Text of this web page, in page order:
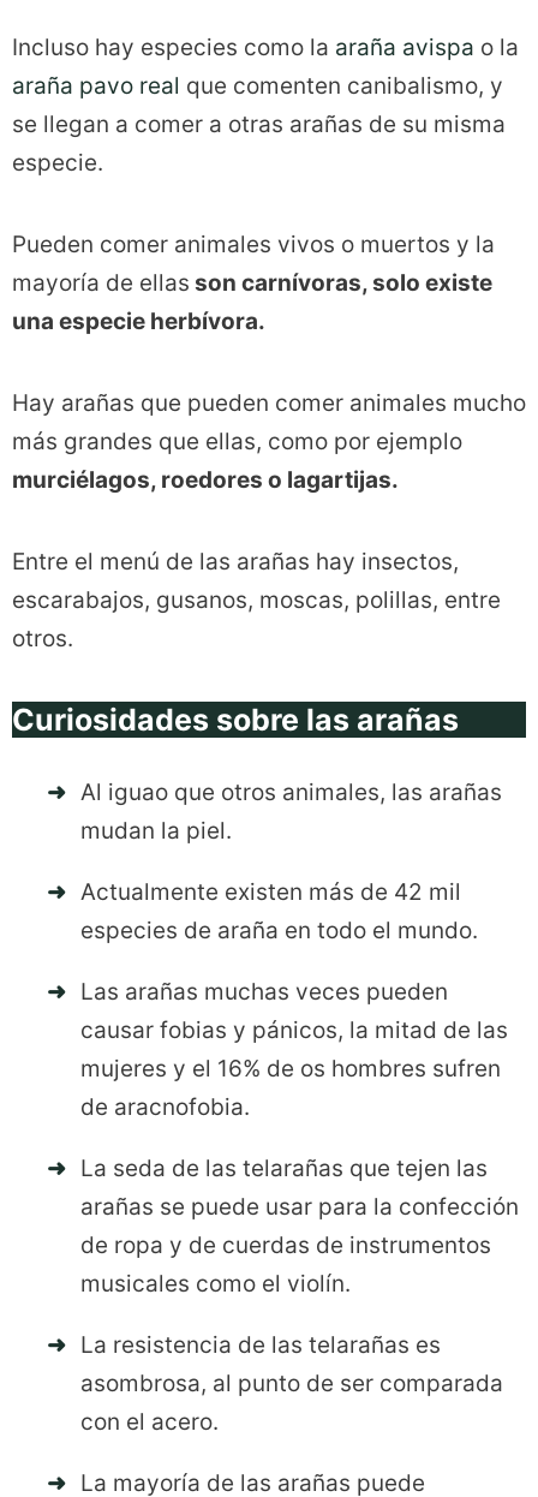
Incluso hay especies como la araña avispa o la
araña pavo real que comenten canibalismo, y
se llegan a comer a otras arañas de su misma
especie.
Pueden comer animales vivos o muertos y la
mayoría de ellas son carnívoras, solo existe
una especie herbívora.
Hay arañas que pueden comer animales mucho
más grandes que ellas, como por ejemplo
murciélagos, roedores o lagartijas.
Entre el menú de las arañas hay insectos,
escarabajos, gusanos, moscas, polillas, entre
otros.
Curiosidades sobre las arañas
Al iguao que otros animales, las arañas
mudan la piel.
Actualmente existen más de 42 mil
especies de araña en todo el mundo.
Las arañas muchas veces pueden
causar fobias y pánicos, la mitad de las
mujeres y el 16% de os hombres sufren
de aracnofobia.
La seda de las telarañas que tejen las
arañas se puede usar para la confección
de ropa y de cuerdas de instrumentos
musicales como el violín.
La resistencia de las telarañas es
asombrosa, al punto de ser comparada
con el acero.
La mayoría de las arañas puede